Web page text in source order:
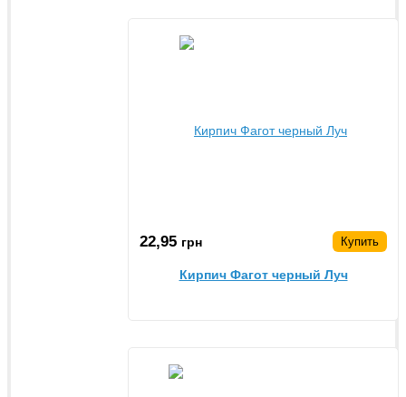
22,95 грн Купить
Кирпич Фагот черный Луч